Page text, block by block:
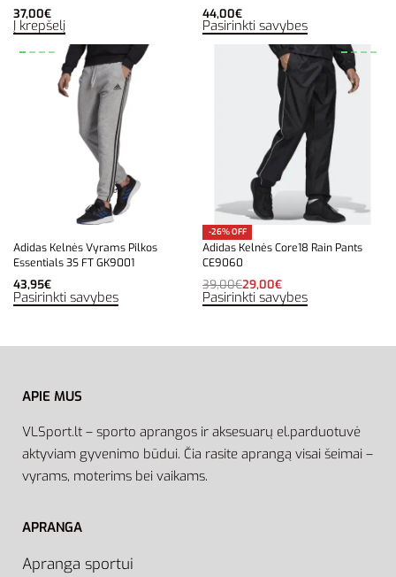
37,00€
Į krepšelį
44,00€
Pasirinkti savybes
Adidas Kelnės Vyrams Pilkos
Essentials 3S FT GK9001
43,95€
Pasirinkti savybes
-26% OFF
Adidas Kelnės Core18 Rain Pants
CE9060
39,00€29,00€
Pasirinkti savybes
APIE MUS
VLSport.lt – sporto aprangos ir aksesuarų el.parduotuvė
aktyviam gyvenimo būdui. Čia rasite aprangą visai šeimai –
vyrams, moterims bei vaikams.
APRANGA
Apranga sportui